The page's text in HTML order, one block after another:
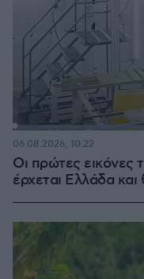
Οι πρώτες εικόνες
έρχεται Ελλάδα
06.08.2026, 10:22